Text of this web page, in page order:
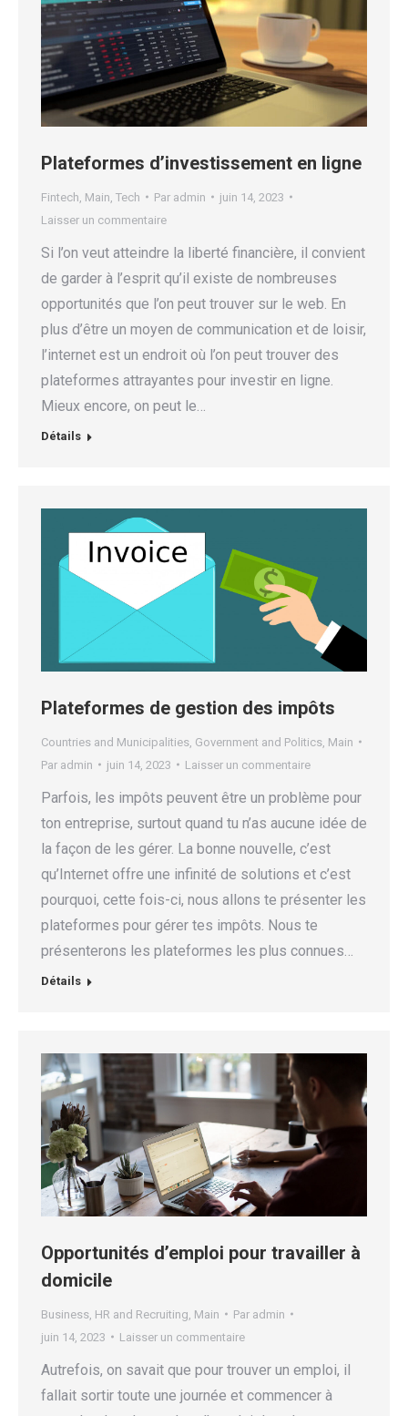
Plateformes d’investissement en ligne
Fintech Main Tech Par admin
juin 14, 2023
Laisser un commentaire
Si l’on veut atteindre la liberté financière, il convient
de garder à l’esprit qu’il existe de nombreuses
opportunités que l’on peut trouver sur le web. En
plus d’être un moyen de communication et de loisir,
l’internet est un endroit où l’on peut trouver des
plateformes attrayantes pour investir en ligne.
Mieux encore, on peut le…
Détails
Plateformes de gestion des impôts
Countries and Municipalities Government and Politics Main
Par admin juin 14, 2023 Laisser un commentaire
Parfois, les impôts peuvent être un problème pour
ton entreprise, surtout quand tu n’as aucune idée de
la façon de les gérer. La bonne nouvelle, c’est
qu’Internet offre une infinité de solutions et c’est
pourquoi, cette fois-ci, nous allons te présenter les
plateformes pour gérer tes impôts. Nous te
présenterons les plateformes les plus connues…
Détails
Opportunités d’emploi pour travailler à
domicile
Business HR and Recruiting Main Par admin
juin 14, 2023
Laisser un commentaire
Autrefois, on savait que pour trouver un emploi, il
fallait sortir toute une journée et commencer à